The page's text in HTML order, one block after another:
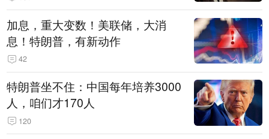
加息，重大变数！美联储，大消
息！特朗普，有新动作
42
特朗普坐不住：中国每年培养3000
人，咱们才170人
120